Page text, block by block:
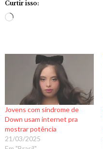
Curtir isso:
C
r
n
d
o
.
Jovens com síndrome de
Down usam internet pra
mostrar potência
21/03/2025